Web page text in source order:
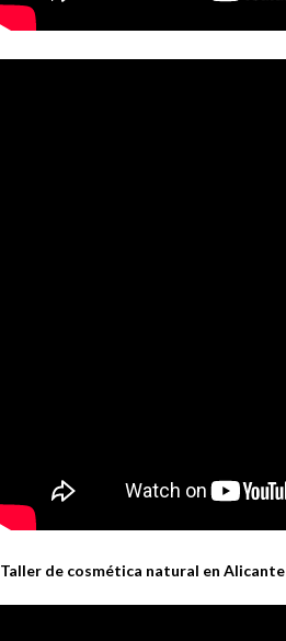
Taller de cosmética natural en Alicante